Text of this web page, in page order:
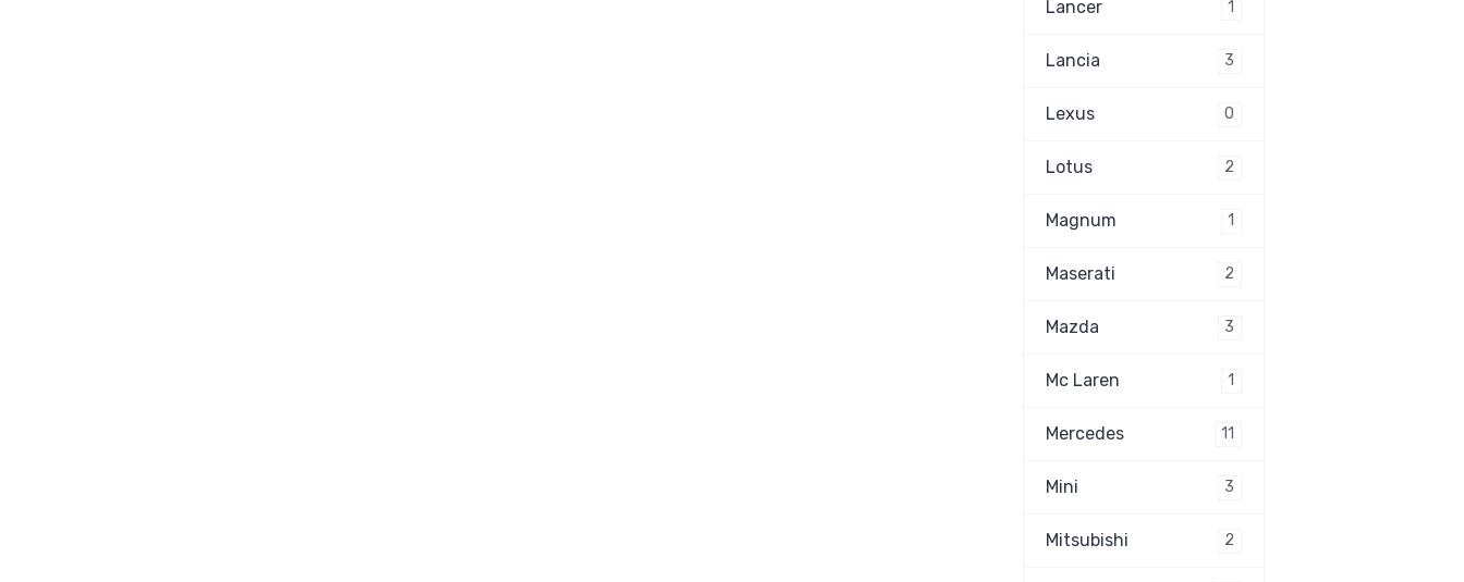
Lancer 1
Lancia 3
Lexus 0
Lotus 2
Magnum 1
Maserati 2
Mazda 3
Mc Laren 1
Mercedes 11
Mini 3
Mitsubishi 2